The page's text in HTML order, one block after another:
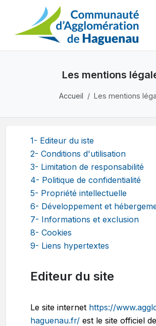
Panneau de gestion des cookies
Aller au contenu principal
Aller au menu
Aller au moteur de recherche
Les mentions
Accueil Les mentions
1- Editeur du iste
2- Conditions d'utilisation
3- Limitation de responsabilité
4- Politique de confidentialité
5- Propriété intellectuelle
6- Développement et
7- Informations et exclusion
8- Cookies
9- Liens hypertextes
Editeur du site
Le site internet https://
haguenau.fr/ est le site officiel